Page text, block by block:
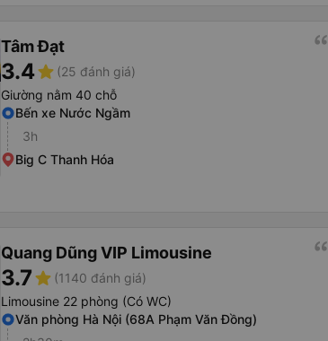
Tâm Đạt
3.4star (25 đánh giá)
Giường nằm 40 chỗ
Bến xe Nước Ngầm
3h
Big C Thanh Hóa
Quang Dũng VIP Limousine
3.7star (1140 đánh giá)
Limousine 22 phòng (Có WC)
Văn phòng Hà Nội (68A Phạm Văn Đồng)